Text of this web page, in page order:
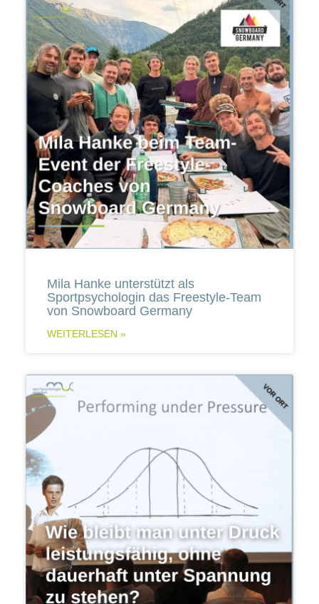
Mila Hanke unterstützt als
Sportpsychologin das Freestyle-Team
von Snowboard Germany
WEITERLESEN »